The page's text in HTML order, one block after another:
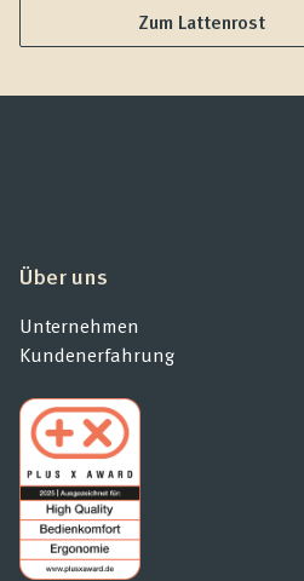
Zum Lattenrost
Über uns
Unternehmen
Kundenerfahrung